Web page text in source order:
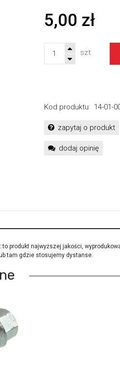
5,00 zł
szt.
Kod produktu: 14-01-
zapytaj o produkt
dodaj opinię
produkt najwyższej jakości,
tam gdzie stosujemy dystanse.